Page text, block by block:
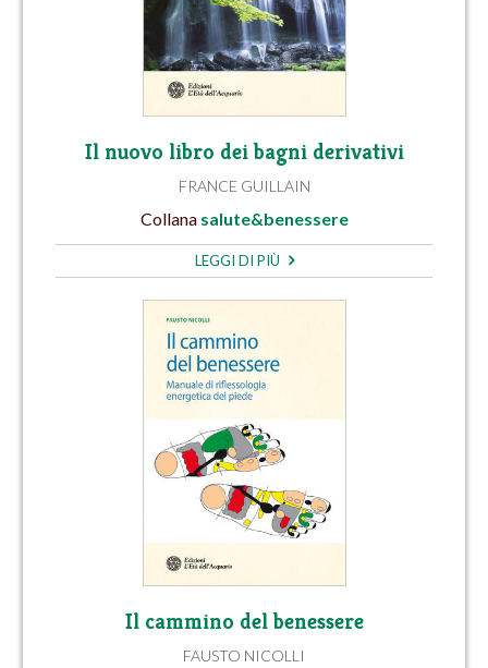
Il nuovo libro dei bagni derivativi
FRANCE GUILLAIN
Collana salute&benessere
LEGGI DI PIÙ
Il cammino del benessere
FAUSTO NICOLLI